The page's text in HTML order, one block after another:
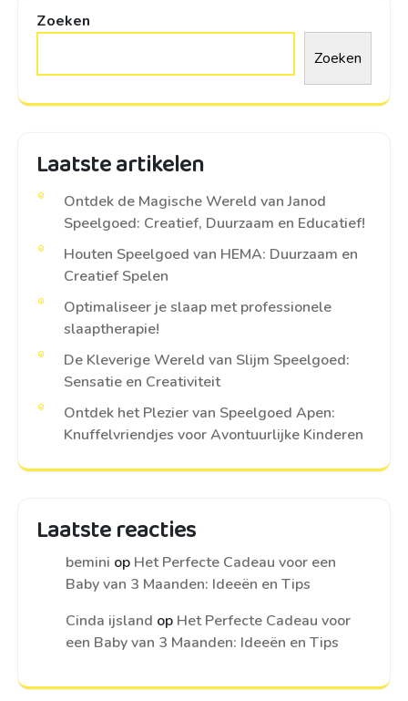
Zoeken
Zoeken
Laatste artikelen
Ontdek de Magische Wereld van Janod
Speelgoed: Creatief, Duurzaam en Educatief!
Houten Speelgoed van HEMA: Duurzaam en
Creatief Spelen
Optimaliseer je slaap met professionele
slaaptherapie!
De Kleverige Wereld van Slijm Speelgoed:
Sensatie en Creativiteit
Ontdek het Plezier van Speelgoed Apen:
Knuffelvriendjes voor Avontuurlijke Kinderen
Laatste reacties
bemini op Het Perfecte Cadeau voor een
Baby van 3 Maanden: Ideeën en Tips
Cinda ijsland op Het Perfecte Cadeau voor
een Baby van 3 Maanden: Ideeën en Tips